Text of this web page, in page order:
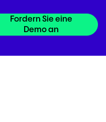
Fordern Sie eine
Demo an